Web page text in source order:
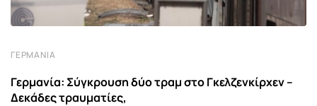
ΓΕΡΜΑΝΊΑ
Γερμανία: Σύγκρουση δύο τραμ στο Γκελζενκίρχεν –
Δεκάδες τραυματίες,